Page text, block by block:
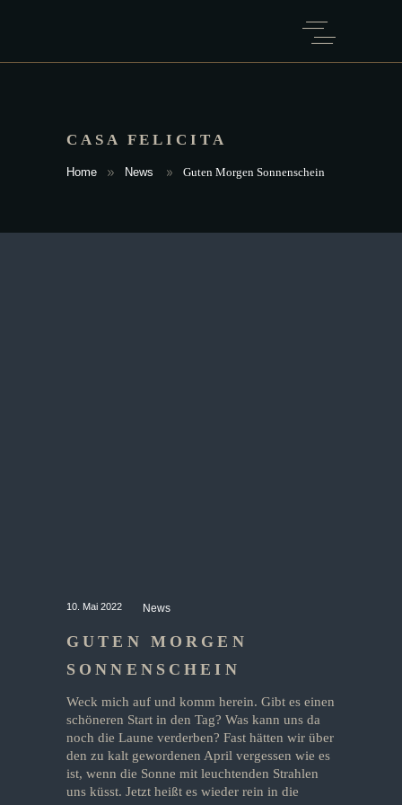
CASA FELICITA
Home News Guten Morgen Sonnenschein
10. Mai 2022 News
GUTEN MORGEN
SONNENSCHEIN
Weck mich auf und komm herein. Gibt es einen
schöneren Start in den Tag? Was kann uns da
noch die Laune verderben? Fast hätten wir über
den zu kalt gewordenen April vergessen wie es
ist, wenn die Sonne mit leuchtenden Strahlen
uns küsst. Jetzt heißt es wieder rein in die